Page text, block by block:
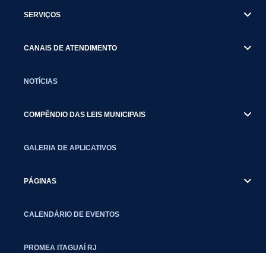
SERVIÇOS
CANAIS DE ATENDIMENTO
NOTÍCIAS
COMPÊNDIO DAS LEIS MUNICIPAIS
GALERIA DE APLICATIVOS
PÁGINAS
CALENDÁRIO DE EVENTOS
PROMEA ITAGUAÍ RJ